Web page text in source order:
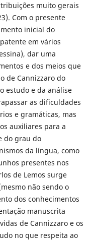
muito gerais
Com o presente
inicial do
em vários
dar uma
e dos meios que
de Cannizzaro do
estudo e da análise
as dificuldades
e gramáticas, mas
auxiliares para a
do grau do
da língua, como
presentes nos
de Lemos surge
não sendo o
dos conhecimentos
manuscrita
de Cannizzaro e os
no que respeita ao